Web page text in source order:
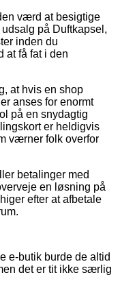
værd at besigtige
på Duftkapsel,
inden du
at få fat i den
at hvis en shop
anses for enormt
på en snydagtig
er heldigvis
værner folk overfor
betalinger med
en løsning på
efter at afbetale
e-butik burde de altid
det er tit ikke særlig